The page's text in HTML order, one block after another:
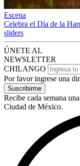
Escena
Celebra el Día de la
sliders
ÚNETE AL
NEWSLETTER
CHILANGO
Por favor ingrese una
Suscribirme
Recibe cada semana
Ciudad de México.